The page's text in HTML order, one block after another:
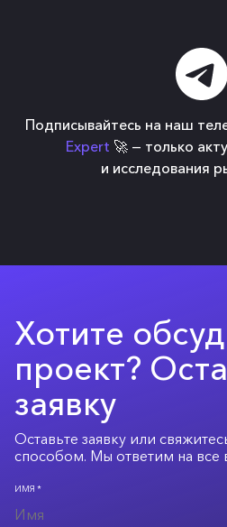
Подписывайтесь на наш
Expert 🚀 — только
и исследования
Хотите
проект?
заявку
Оставьте заявку или
способом. Мы ответим на все
ИМЯ *